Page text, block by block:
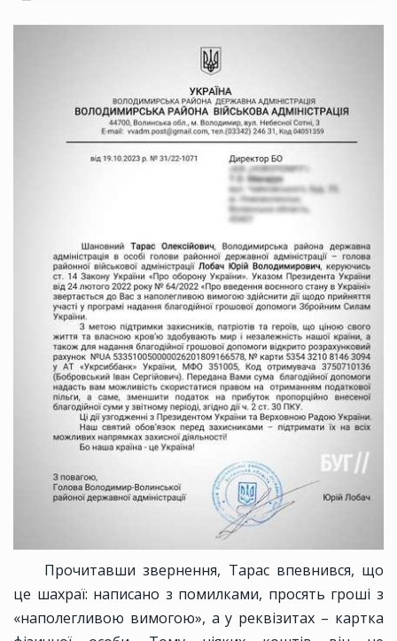
Прочитавши звернення, Тарас впевнився, що
це шахраї: написано з помилками, просять гроші з
«наполегливою вимогою», а у реквізитах – картка